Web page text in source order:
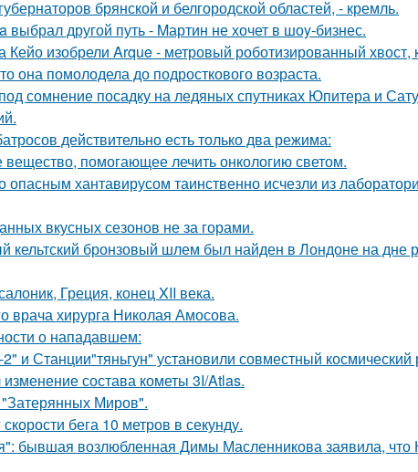
брянской и белгородской областей, - кремль.
другой путь - Mартин не хочет в шоy-бизнес.
Кейо изобрели Arque - метровый роботизированный хвост,
она помолодела до подросткового возраста.
сомнение посадку на ледяных спутниках Юпитера и
действительно есть только два режима:
вещество, помогающее лечить онкологию светом.
опасным хантавирусом таинственно исчезли из
вкусных сезонов не за горами.
кельтский бронзовый шлем был найден в Лондоне на дне
Греция, конец XII века.
врача хирурга Николая Амосова.
о нападавшем:
и Станции"тяньгун" установили совместный космический
состава кометы 3I/Atlas.
Миров".
бега 10 метров в секунду.
бывшая возлюбленная Димы Масленникова заявила, что